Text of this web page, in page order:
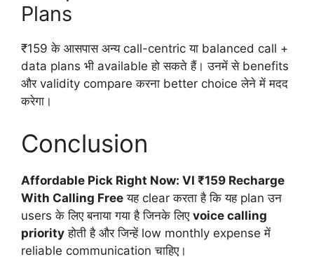
Plans
₹159 के आसपास अन्य call-centric या balanced call +
data plans भी available हो सकते हैं। उनमें से benefits
और validity compare करना better choice लेने में मदद
करेगा।
Conclusion
Affordable Pick Right Now: VI ₹159 Recharge
With Calling Free यह clear करता है कि यह plan उन
users के लिए बनाया गया है जिनके लिए voice calling
priority होती है और जिन्हें low monthly expense में
reliable communication चाहिए।